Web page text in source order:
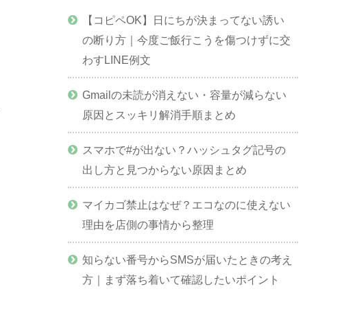
【コピペOK】日にちが決まってない誘い
の断り方｜今度ご飯行こうを傷つけずに交
わすLINE例文
Gmailの未読が消えない・容量が減らない
原因とスッキリ解消手順まとめ
スマホで#が出ない？ハッシュタグ記号の
出し方と見つからない原因まとめ
マイカゴ禁止はなぜ？エコなのに使えない
理由を店側の事情から整理
知らない番号からSMSが届いたときの考え
方｜まず落ち着いて確認したいポイント